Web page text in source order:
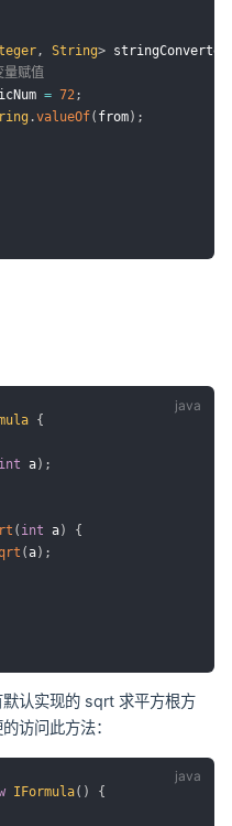
, String>
赋值
= 72 ;
.valueOf( from) ;
{
int a) ;
( int a)
{
(a) ;
认实现的 sqrt 求平方根方
访问此方法：
IFormula( )
{